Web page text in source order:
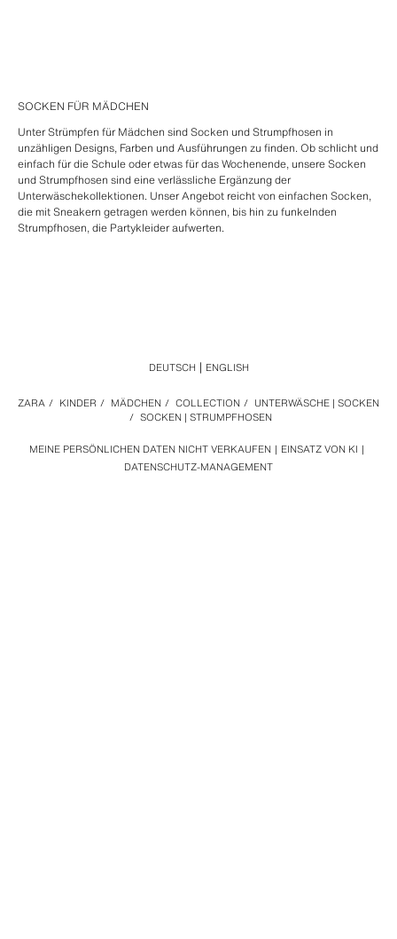
SOCKEN FÜR MÄDCHEN
Unter Strümpfen für Mädchen sind Socken und Strumpfhosen in
unzähligen Designs, Farben und Ausführungen zu finden. Ob schlicht und
einfach für die Schule oder etwas für das Wochenende, unsere Socken
und Strumpfhosen sind eine verlässliche Ergänzung der
Unterwäschekollektionen. Unser Angebot reicht von einfachen Socken,
die mit Sneakern getragen werden können, bis hin zu funkelnden
Strumpfhosen, die Partykleider aufwerten.
MEINE PERSÖNLICHEN DATEN NICHT VERKAUFEN
EINSATZ VON KI
DATENSCHUTZ-MANAGEMENT
ZARA / KINDER / MÄDCHEN / COLLECTION / UNTERWÄSCHE | SOCKEN
/ SOCKEN | STRUMPFHOSEN
DEUTSCH ENGLISH